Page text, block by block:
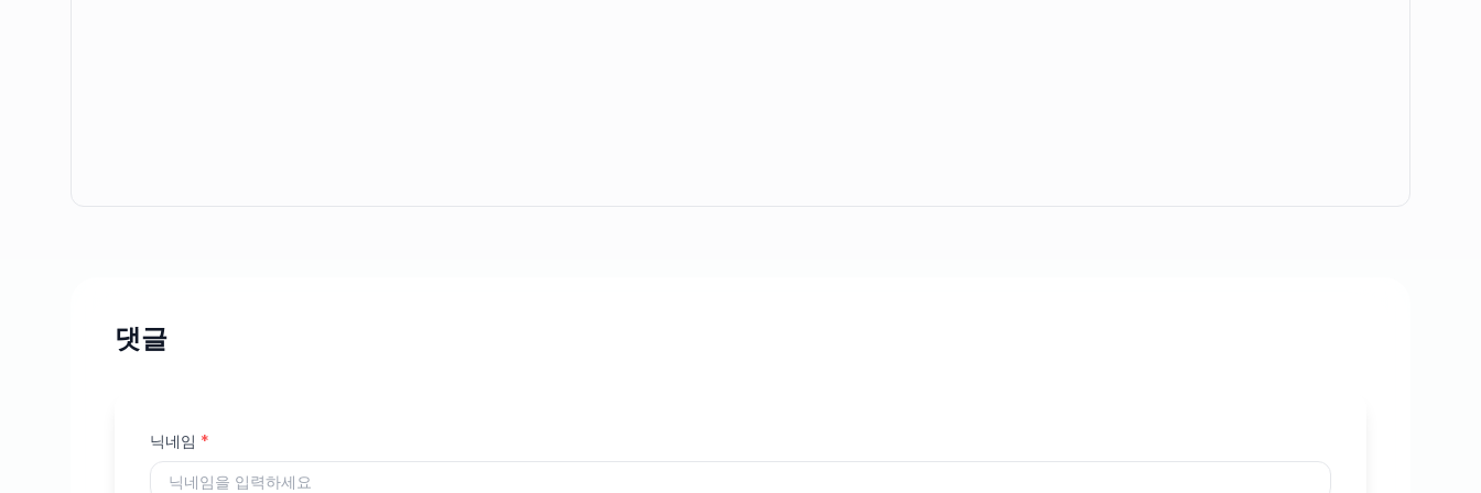
댓글
닉네임 *